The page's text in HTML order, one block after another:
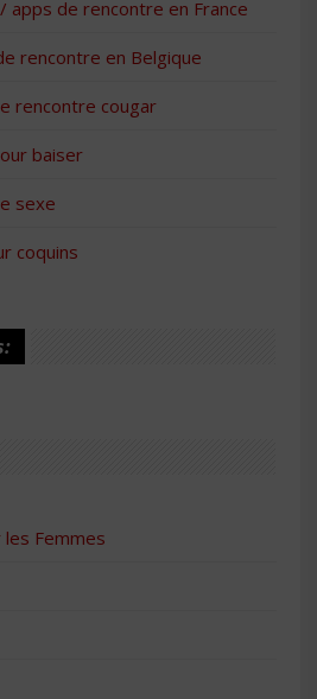
apps de rencontre en France
rencontre en Belgique
rencontre cougar
baiser
sexe
coquins
les Femmes